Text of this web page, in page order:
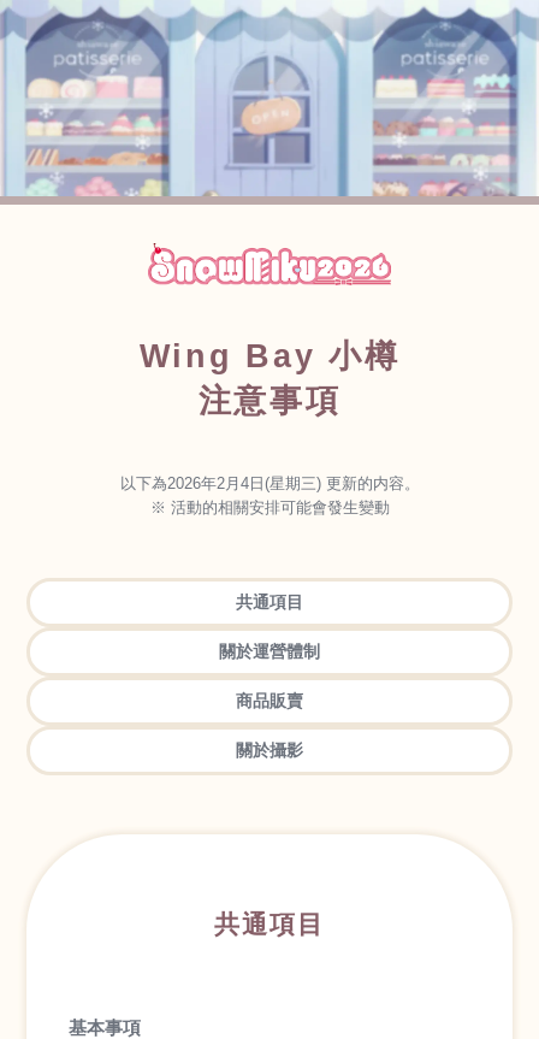
Wing Bay 小樽
注意事項
以下為2026年2月4日(星期三) 更新的内容。
※ 活動的相關安排可能會發生變動
共通項目
關於運營體制
商品販賣
關於攝影
共通項目
基本事項